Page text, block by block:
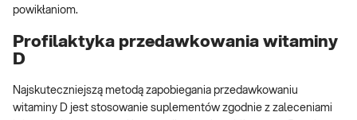
powikłaniom.
Profilaktyka przedawkowania witaminy
D
Najskuteczniejszą metodą zapobiegania przedawkowaniu
witaminy D jest stosowanie suplementów zgodnie z zaleceniami